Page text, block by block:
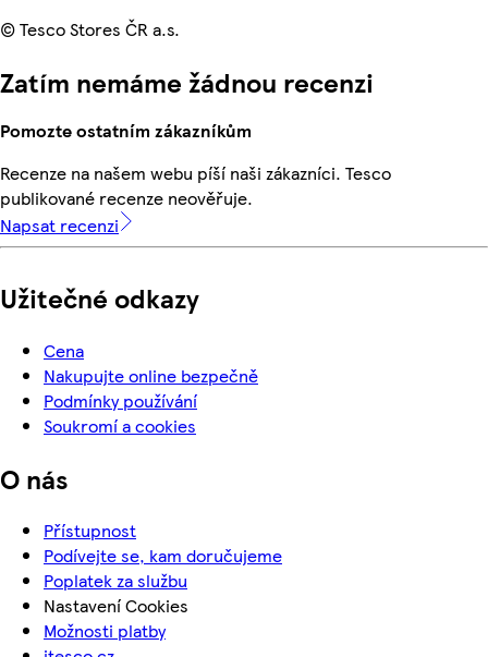
© Tesco Stores ČR a.s.
Zatím nemáme žádnou recenzi
Pomozte ostatním zákazníkům
Recenze na našem webu píší naši zákazníci. Tesco
publikované recenze neověřuje.
Napsat recenzi
Užitečné odkazy
Cena
Nakupujte online bezpečně
Podmínky používání
Soukromí a cookies
O nás
Přístupnost
Podívejte se, kam doručujeme
Poplatek za službu
Nastavení Cookies
Možnosti platby